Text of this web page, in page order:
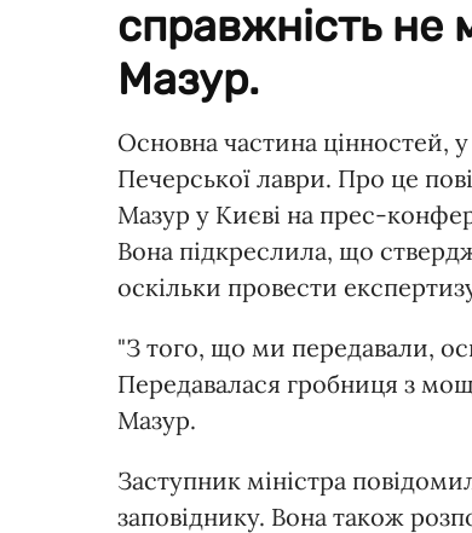
справжність не
Мазур.
Основна частина цінностей,
Печерської лаври. Про це
Мазур у Києві на прес-
Вона підкреслила, що
оскільки провести
"З того, що ми передавали,
Передавалася гробниця з
Мазур.
Заступник міністра
заповіднику. Вона також